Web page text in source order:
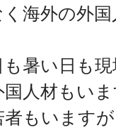
海外の外
暑い日も
人材もい
もいます